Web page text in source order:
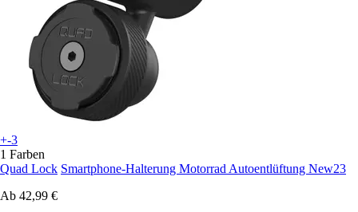
+-3
1 Farben
Quad Lock Smartphone-Halterung Motorrad Autoentlüftung New23
Ab 42,99 €